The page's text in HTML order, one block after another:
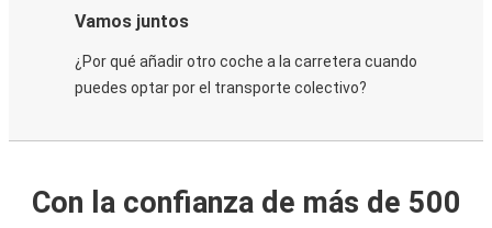
Vamos juntos
¿Por qué añadir otro coche a la carretera cuando
puedes optar por el transporte colectivo?
Con la confianza de más de 500